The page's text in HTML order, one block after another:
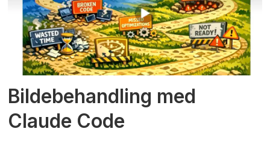
Bildebehandling med
Claude Code